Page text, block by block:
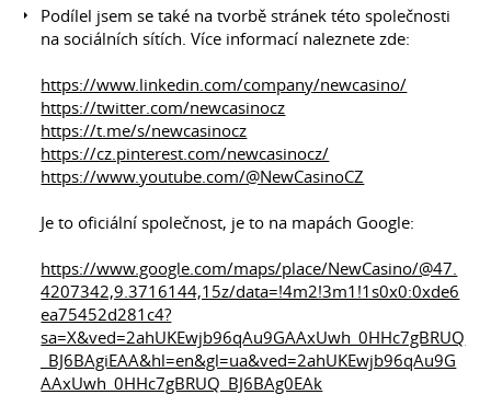
Podílel jsem se také na tvorbě stránek této společnosti
na sociálních sítích. Více informací naleznete zde:
https://www.linkedin.com/company/newcasino/
https://twitter.com/newcasinocz
https://t.me/s/newcasinocz
https://cz.pinterest.com/newcasinocz/
https://www.youtube.com/@NewCasinoCZ
Je to oficiální společnost, je to na mapách Google:
https://www.google.com/maps/place/NewCasino/@47.
4207342,9.3716144,15z/data=!4m2!3m1!1s0x0:0xde6
ea75452d281c4?
sa=X&ved=2ahUKEwjb96qAu9GAAxUwh_0HHc7gBRUQ
_BJ6BAgiEAA&hl=en&gl=ua&ved=2ahUKEwjb96qAu9G
AAxUwh_0HHc7gBRUQ_BJ6BAg0EAk